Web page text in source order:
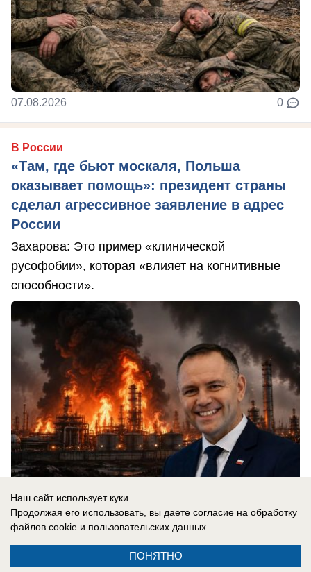
07.08.2026 0
В России
«Там, где бьют москаля, Польша
оказывает помощь»: президент страны
сделал агрессивное заявление в адрес
России
Захарова: Это пример «клинической
русофобии», которая «влияет на когнитивные
способности».
07.08.2026
Наш сайт использует куки.
Продолжая его использовать, вы даете согласие на обработку
файлов cookie и пользовательских данных.
ПОНЯТНО